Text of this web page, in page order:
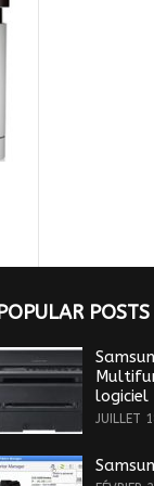
POSTS
logiciel
JUILLET